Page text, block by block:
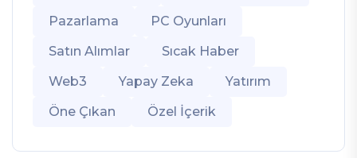
Pazarlama
PC Oyunları
Satın Alımlar
Sıcak Haber
Web3
Yapay Zeka
Yatırım
Öne Çıkan
Özel İçerik